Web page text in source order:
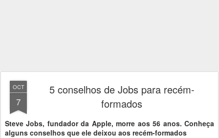
OCT
7
5 conselhos de Jobs para recém-
formados
Steve Jobs, fundador da Apple, morre aos 56 anos. Conheça
alguns conselhos que ele deixou aos recém-formados